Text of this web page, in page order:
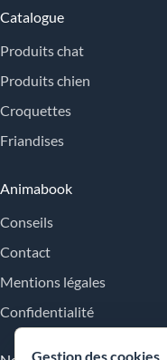
Catalogue
Produits chat
Produits chien
Croquettes
Friandises
Animabook
Conseils
Contact
Mentions légales
Confidentialité
Gestion des cookies